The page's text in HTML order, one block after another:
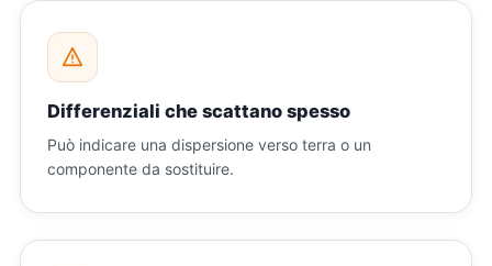
Differenziali che scattano spesso
Può indicare una dispersione verso terra o un
componente da sostituire.